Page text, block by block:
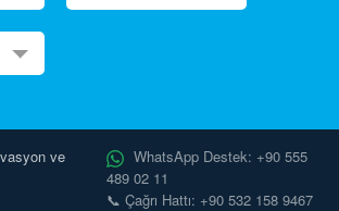
ve
WhatsApp Destek: +90 555
489 02 11
📞 Çağrı Hattı: +90 532 158 9467